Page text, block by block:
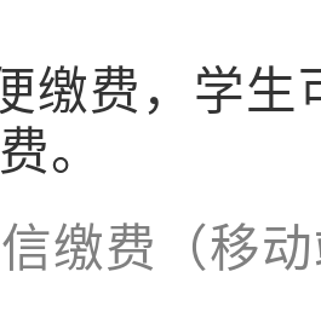
缴费，学
。
缴费（移